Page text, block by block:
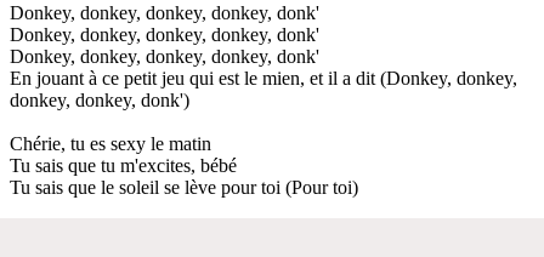
Donkey, donkey, donkey, donkey, donk'
Donkey, donkey, donkey, donkey, donk'
Donkey, donkey, donkey, donkey, donk'
En jouant à ce petit jeu qui est le mien, et il a dit (Donkey, donkey,
donkey, donkey, donk')
Chérie, tu es sexy le matin
Tu sais que tu m'excites, bébé
Tu sais que le soleil se lève pour toi (Pour toi)